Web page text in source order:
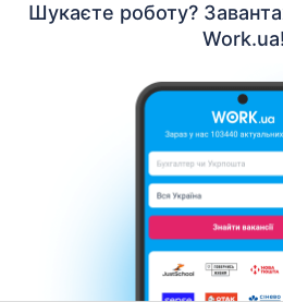
Шукаєте роботу?
Work.ua!
Контакти Про нас
Допомога